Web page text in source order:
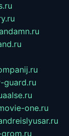
guard.ru
aalse.ru
one.ru